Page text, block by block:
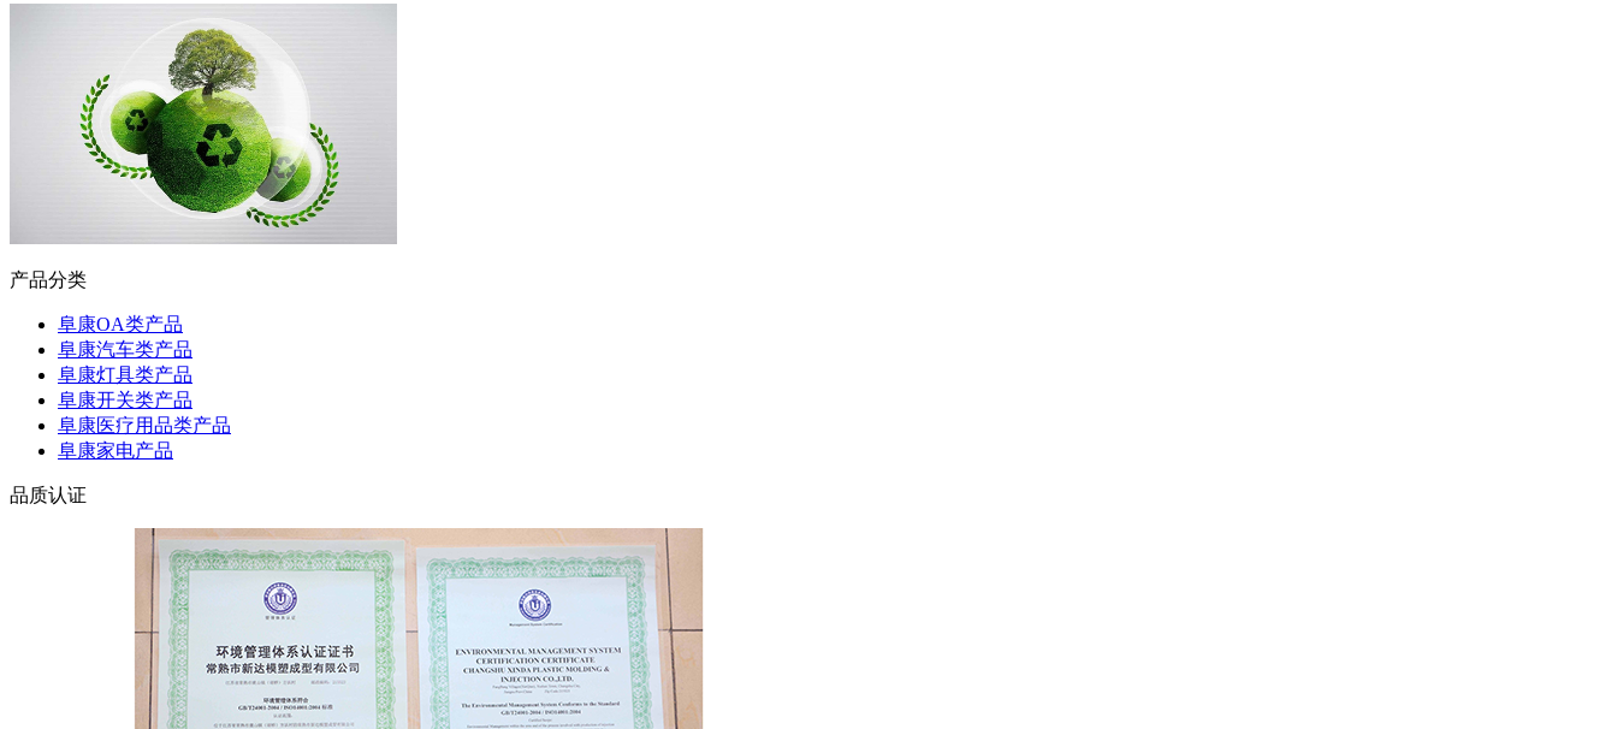
产品分类
阜康OA类产品
阜康汽车类产品
阜康灯具类产品
阜康开关类产品
阜康医疗用品类产品
阜康家电产品
品质认证